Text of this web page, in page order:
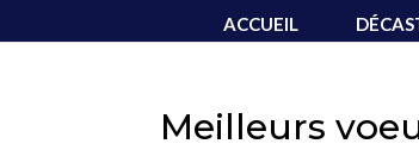
ACCUEIL
Meilleurs